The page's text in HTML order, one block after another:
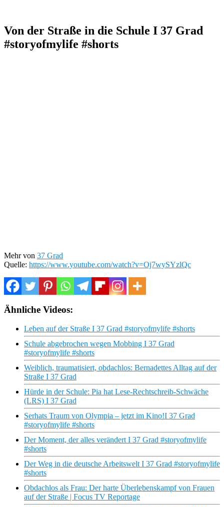
Von der Straße in die Schule I 37 Grad
#storyofmylife #shorts
Mehr von 37 Grad
Quelle: https://www.youtube.com/watch?v=Oj7wySYzlQc
Ähnliche Videos:
Leben auf der Straße I 37 Grad #storyofmylife #shorts
Schule abgebrochen wegen Mobbing I 37 Grad
#storyofmylife #shorts
Weiblich, traumatisiert, obdachlos: Bernadettes Alltag auf der
Straße I 37 Grad
Hürde in der Schule: Pia hat Lese-Rechtschreib-Schwäche
(LRS) I 37 Grad
Serhats Traum von Olympia – jetzt im Kino!I 37 Grad
#storyofmylife #shorts
Der Moment, der alles verändert I 37 Grad #storyofmylife
#shorts
Der Weg in die deutsche Arbeitswelt I 37 Grad #storyofmylife
#shorts
Obdachlos als Frau: Der harte Überlebenskampf von Frauen
auf der Straße | Focus TV Reportage